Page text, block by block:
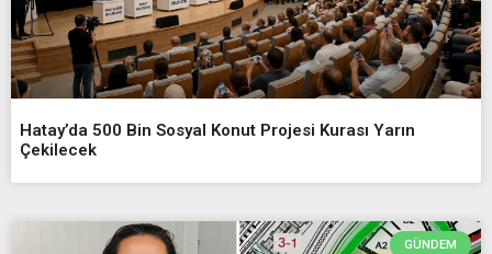
Hatay’da 500 Bin Sosyal Konut Projesi Kurası Yarın
Çekilecek
GÜNDEM